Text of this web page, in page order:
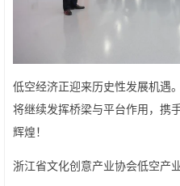
低空经济正迎来历史性发展机遇
将继续发挥桥梁与平台作用，携
辉煌！
浙江省文化创意产业协会低空产